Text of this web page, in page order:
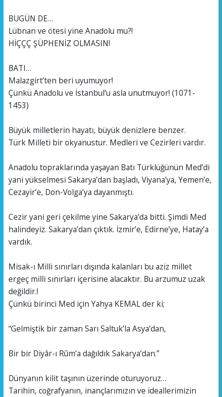
BUGÜN DE…
Lübnan ve ötesi yine Anadolu mu?!
HİÇÇÇ ŞÜPHENİZ OLMASIN!
BATI…
Malazgirt’ten beri uyumuyor!
Çünkü Anadolu ve İstanbul’u asla unutmuyor! (1071-
1453)
Büyük milletlerin hayatı, büyük denizlere benzer.
Türk Milleti bir okyanustur. Medleri ve Cezirleri vardır.
Anadolu topraklarında yaşayan Batı Türklüğünün Med’di
yani yükselmesi Sakarya’dan başladı, Viyana’ya, Yemen’e,
Cezayir’e, Don-Volga’ya dayanmıştı.
Cezir yani geri çekilme yine Sakarya’da bitti. Şimdi Med
halindeyiz. Sakarya’dan çıktık. İzmir’e, Edirne’ye, Hatay’a
vardık.
Misak-ı Milli sınırları dışında kalanları bu aziz millet
ergeç milli sınırları içerisine alacaktır. Bu arzumuz uzak
değildir.!
Çünkü birinci Med için Yahya KEMAL der ki;
“Gelmiştik bir zaman Sarı Saltuk’la Asya’dan,
Bir bir Diyâr-ı Rûm’a dağıldık Sakarya’dan.”
Dünyanın kilit taşının üzerinde oturuyoruz…
Tarihin, coğrafyanın, inançlarımızın ve ideallerimizin